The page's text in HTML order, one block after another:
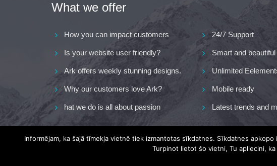
What we offer
How you can impact customers
Is your website user friendly?
Ark offers weekly stunning designs.
Why our customers love Ark?
hat we do is all about passion
24/7 Support
Smart and
Unlimited
Mobile ready
Latest trends and
Copyright 2017 FRESHFACE © All Rights Reserved
Informējam, ka šajā tīmekļa vietnē tiek izmantotas sīkdatnes. Sīkdatnes
Turpinot lietot šo vietni, Tu apliecini,